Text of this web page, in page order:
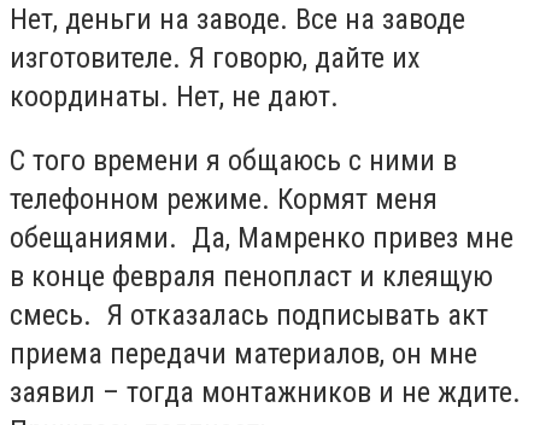
Нет, деньги на заводе. Все на заводе
изготовителе. Я говорю, дайте их
координаты. Нет, не дают.
С того времени я общаюсь с ними в
телефонном режиме. Кормят меня
обещаниями. Да, Мамренко привез мне
в конце февраля пенопласт и клеящую
смесь. Я отказалась подписывать акт
приема передачи материалов, он мне
заявил – тогда монтажников и не ждите.